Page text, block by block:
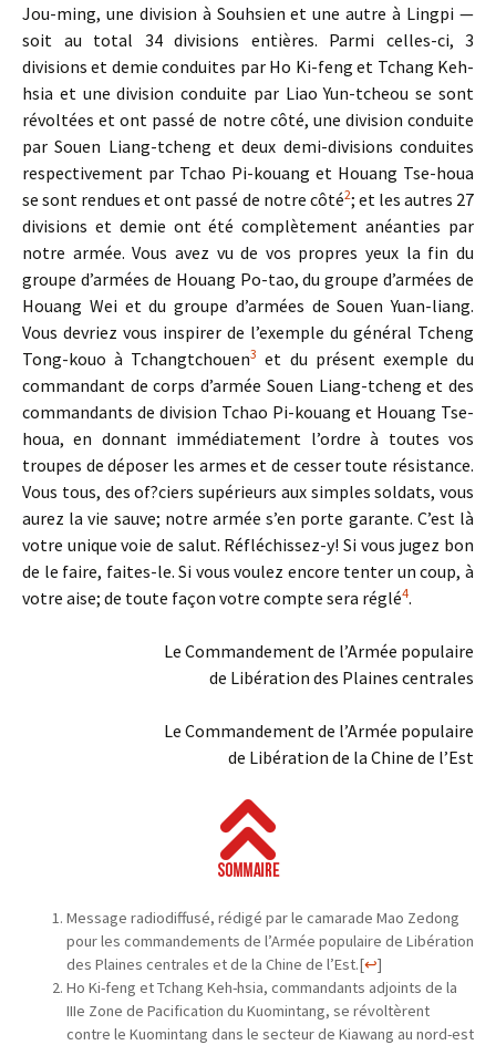
Jou-ming, une division à Souhsien et une autre à Lingpi —
soit au total 34 divisions entières. Parmi celles-ci, 3
divisions et demie conduites par Ho Ki-feng et Tchang Keh-
hsia et une division conduite par Liao Yun-tcheou se sont
révoltées et ont passé de notre côté, une division conduite
par Souen Liang-tcheng et deux demi-divisions conduites
respectivement par Tchao Pi-kouang et Houang Tse-houa
se sont rendues et ont passé de notre côté2; et les autres 27
divisions et demie ont été complètement anéanties par
notre armée. Vous avez vu de vos propres yeux la fin du
groupe d’armées de Houang Po-tao, du groupe d’armées de
Houang Wei et du groupe d’armées de Souen Yuan-liang.
Vous devriez vous inspirer de l’exemple du général Tcheng
Tong-kouo à Tchangtchouen3 et du présent exemple du
commandant de corps d’armée Souen Liang-tcheng et des
commandants de division Tchao Pi-kouang et Houang Tse-
houa, en donnant immédiatement l’ordre à toutes vos
troupes de déposer les armes et de cesser toute résistance.
Vous tous, des of?ciers supérieurs aux simples soldats, vous
aurez la vie sauve; notre armée s’en porte garante. C’est là
votre unique voie de salut. Réfléchissez-y! Si vous jugez bon
de le faire, faites-le. Si vous voulez encore tenter un coup, à
votre aise; de toute façon votre compte sera réglé4.
Le Commandement de l’Armée populaire
de Libération des Plaines centrales
Le Commandement de l’Armée populaire
de Libération de la Chine de l’Est
Message radiodiffusé, rédigé par le camarade Mao Zedong
pour les commandements de l’Armée populaire de Libération
des Plaines centrales et de la Chine de l’Est.[↩]
Ho Ki-feng et Tchang Keh-hsia, commandants adjoints de la
IIIe Zone de Pacification du Kuomintang, se révoltèrent
contre le Kuomintang dans le secteur de Kiawang au nord-est